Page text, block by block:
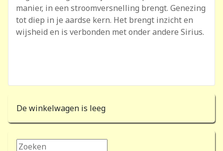
manier, in een stroomversnelling brengt. Genezing
tot diep in je aardse kern. Het brengt inzicht en
wijsheid en is verbonden met onder andere Sirius.
De winkelwagen is leeg
Zoeken...